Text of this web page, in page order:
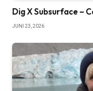
Dig X Subsurface –
JUNI 23, 2026